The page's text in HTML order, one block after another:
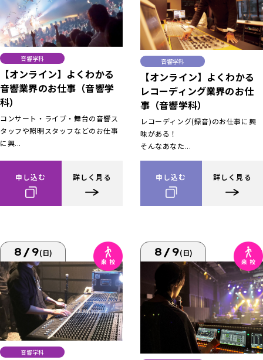
音響学科
【オンライン】よくわかる
音響業界のお仕事（音響学
科）
コンサート・ライブ・舞台の音響ス
タッフや照明スタッフなどのお仕事
に興...
申し込む 詳しく見る
音響学科
【オンライン】よくわかる
レコーディング業界のお仕
事（音響学科）
レコーディング(録音)のお仕事に興
味がある！
そんなあなた...
申し込む 詳しく見る
8/9(日)
音響学科
8/9(日)